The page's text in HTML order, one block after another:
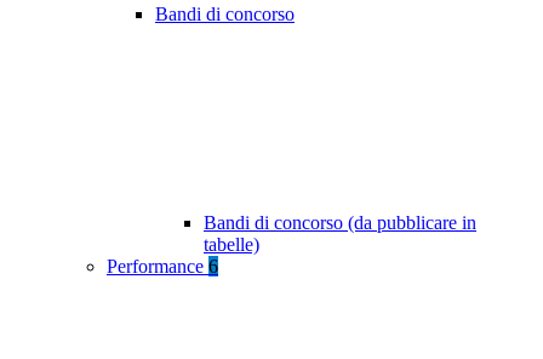
Bandi di concorso
Bandi di concorso (da pubblicare in
tabelle)
Performance 6